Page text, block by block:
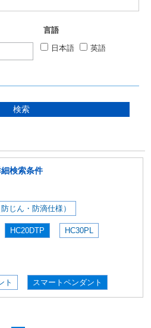
言語
日本語
英語
検索条件
じん・防滴仕様）
HC20DTP HC30PL
ト スマートペンダント